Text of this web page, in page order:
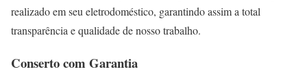
realizado em seu eletrodoméstico, garantindo assim a total
transparência e qualidade de nosso trabalho.
Conserto com Garantia